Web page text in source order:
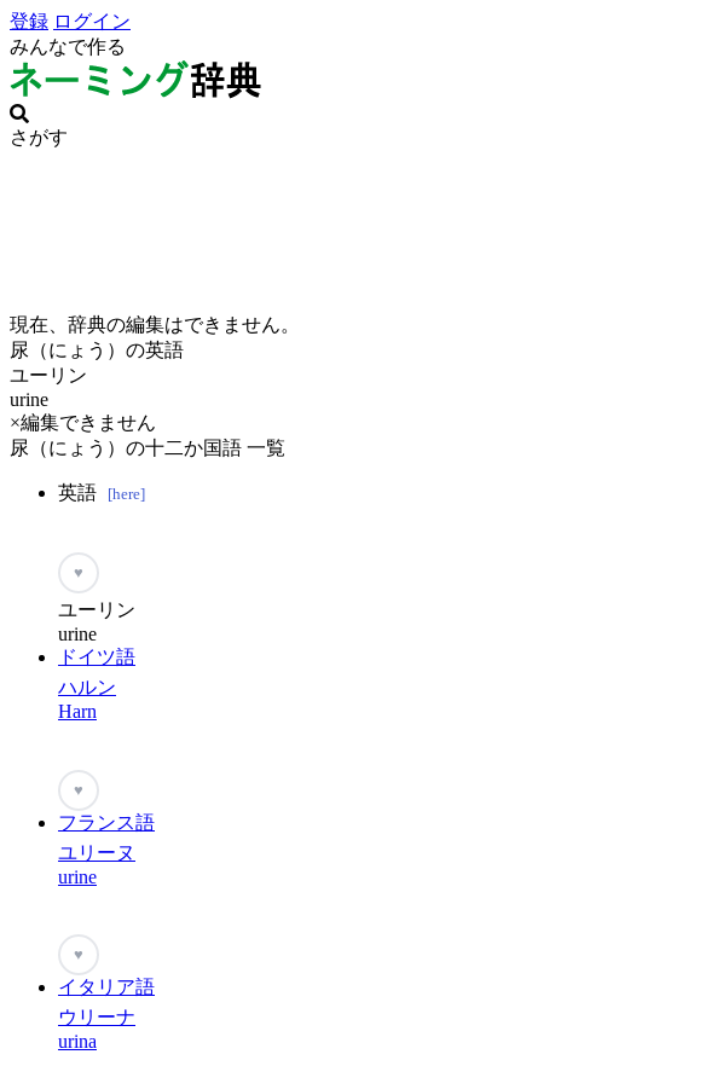
登録 ログイン
みんなで作る
さがす
現在、辞典の編集はできません。
尿（にょう）の英語
ユーリン
urine
×編集できません
尿（にょう）の十二か国語 一覧
英語 [here]
♥
ユーリン
urine
ドイツ語
ハルン
Harn
♥
フランス語
ユリーヌ
urine
♥
イタリア語
ウリーナ
urina